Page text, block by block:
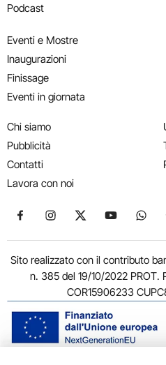
Podcast
Eventi e Mostre
Inaugurazioni
Finissage
Eventi in giornata
Chi siamo
Pubblicità
Contatti
Lavora con noi
Seguici su Facebook
Seguici su Instagram
Seguici su X
Seguici su
Sito realizzato con il contributo
n. 385 del 19/10/2022 PROT.
COR15906233